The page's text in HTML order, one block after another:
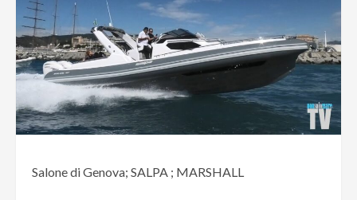
Salone di Genova; SALPA ; MARSHALL